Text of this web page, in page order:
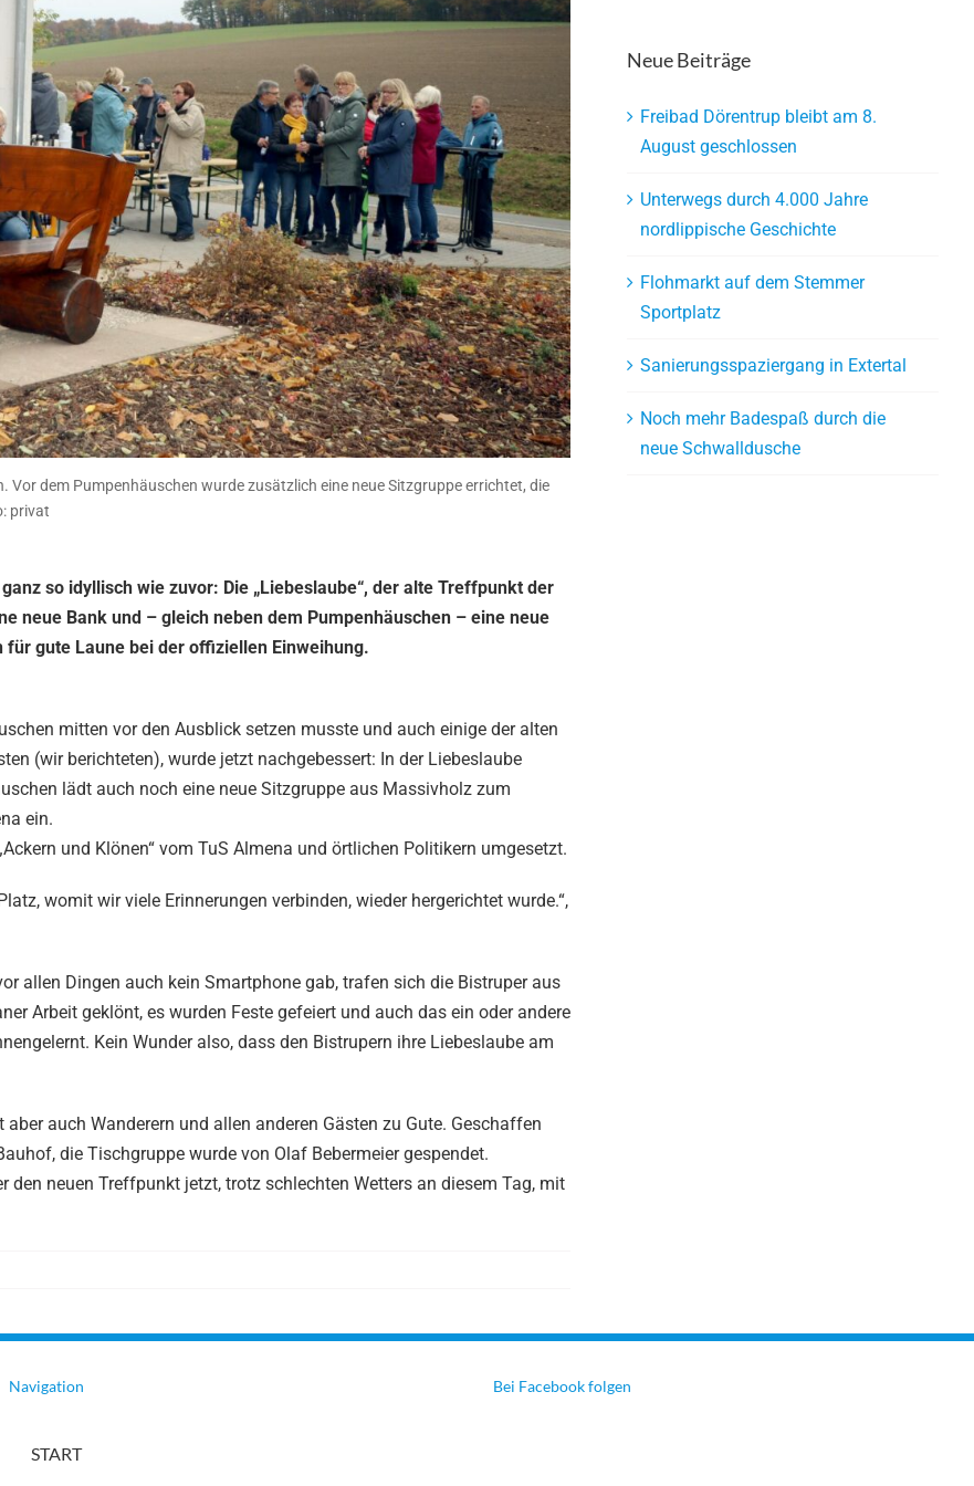
Vor dem Pumpenhäuschen wurde zusätzlich eine neue Sitzgruppe errichtet, die
privat
so idyllisch wie zuvor: Die „Liebeslaube“, der alte Treffpunkt der
neue Bank und – gleich neben dem Pumpenhäuschen – eine neue
gute Laune bei der offiziellen Einweihung.
mitten vor den Ausblick setzen musste und auch einige der alten
(wir berichteten), wurde jetzt nachgebessert: In der Liebeslaube
lädt auch noch eine neue Sitzgruppe aus Massivholz zum
ein.
und Klönen“ vom TuS Almena und örtlichen Politikern umgesetzt.
womit wir viele Erinnerungen verbinden, wieder hergerichtet wurde.“,
allen Dingen auch kein Smartphone gab, trafen sich die Bistruper aus
Arbeit geklönt, es wurden Feste gefeiert und auch das ein oder andere
Kein Wunder also, dass den Bistrupern ihre Liebeslaube am
auch Wanderern und allen anderen Gästen zu Gute. Geschaffen
die Tischgruppe wurde von Olaf Bebermeier gespendet.
den neuen Treffpunkt jetzt, trotz schlechten Wetters an diesem Tag, mit
Neue Beiträge
Freibad Dörentrup bleibt am 8.
August geschlossen
Unterwegs durch 4.000 Jahre
nordlippische Geschichte
Flohmarkt auf dem Stemmer
Sportplatz
Sanierungsspaziergang in Extertal
Noch mehr Badespaß durch die
neue Schwalldusche
Navigation
START
Bei Facebook folgen